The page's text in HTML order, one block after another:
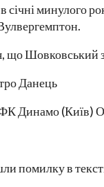
січні минулого
що Шовковський
Данець
Динамо (Київ)
помилку в